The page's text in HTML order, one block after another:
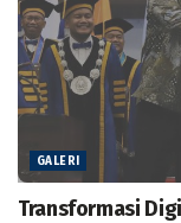
GALERI
Transformasi